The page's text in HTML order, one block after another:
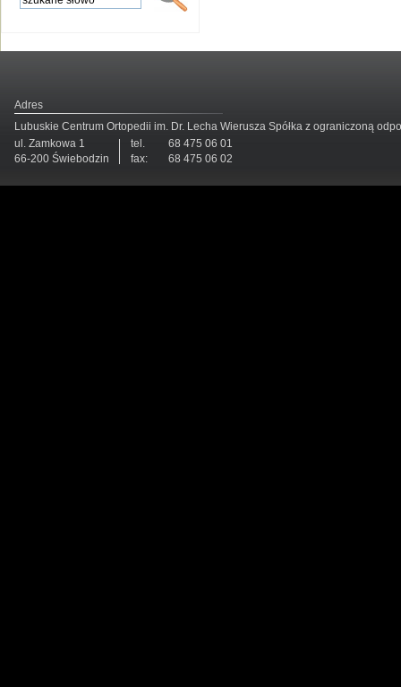
Adres
Lubuskie Centrum Ortopedii im. Dr. Lecha Wierusza Spółka z ograniczoną
ul. Zamkowa 1
66-200 Świebodzin
tel.
68 475 06 01
fax:
68 475 06 02